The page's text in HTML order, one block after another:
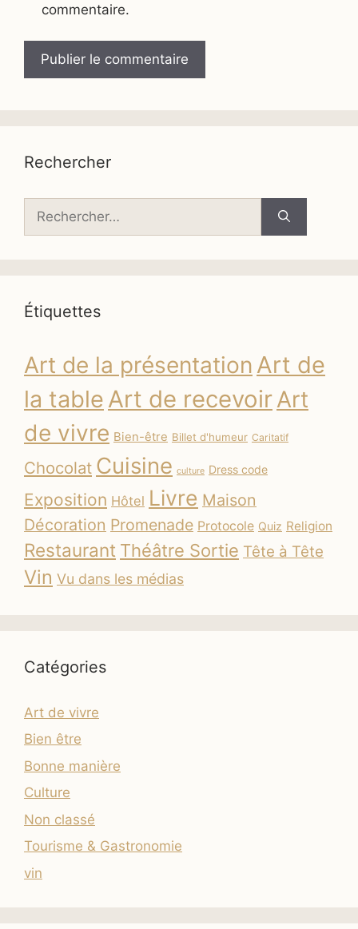
commentaire.
Rechercher
Étiquettes
Art de la présentation Art de
la table Art de recevoirArt
de vivre Bien-être Billet d'humeur Caritatif
Chocolat Cuisine culture Dress code
Exposition Hôtel Livre Maison
Décoration Promenade Protocole Quiz Religion
Restaurant Théâtre Sortie Tête à Tête
Vin Vu dans les médias
Catégories
Art de vivre
Bien être
Bonne manière
Culture
Non classé
Tourisme & Gastronomie
vin